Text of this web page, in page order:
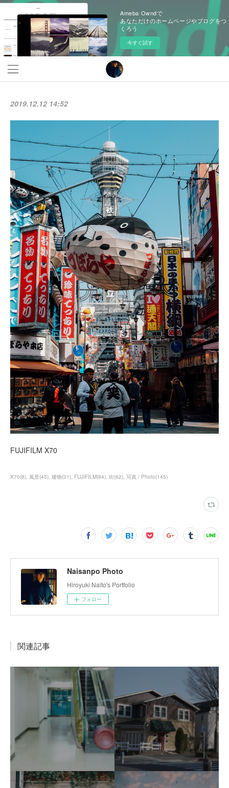
Ameba Owndで
あなただけのホームページやブログをつ
くろう
今すぐ試す
2019.12.12 14:52
FUJIFILM X70
X70(8) 風景(45) 建物(31) FUJIFILM(84) 街(62) 写真 / Photo(145)
Naisanpo Photo
Hiroyuki Naito's Portfolio
フォロー
関連記事